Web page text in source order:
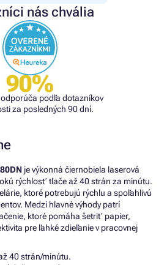
nás chvália
90%
podľa dotazníkov
za posledných 90 dní.
je výkonná čiernobiela laserová
rýchlosť tlače až 40 strán za minútu.
ktoré potrebujú rýchlu a spoľahlivú
Medzi hlavné výhody patrí
ktoré pomáha šetriť papier,
pre ľahké zdieľanie v pracovnej
40 strán/minútu.